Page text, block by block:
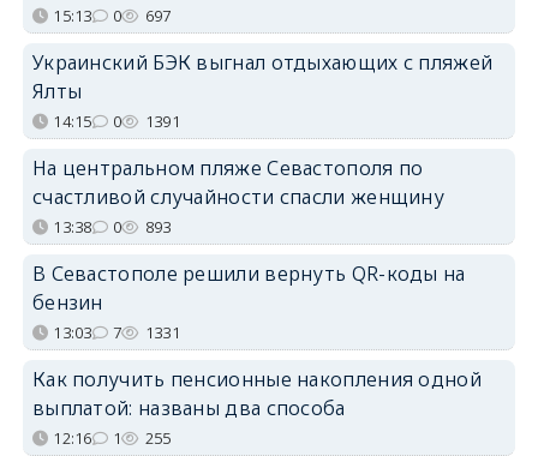
15:13 0 697
Украинский БЭК выгнал отдыхающих с пляжей
Ялты
14:15 0 1391
На центральном пляже Севастополя по
счастливой случайности спасли женщину
13:38 0 893
В Севастополе решили вернуть QR-коды на
бензин
13:03 7 1331
Как получить пенсионные накопления одной
выплатой: названы два способа
12:16 1 255